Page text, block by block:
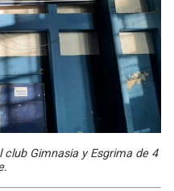
club Gimnasia y Esgrima de 4